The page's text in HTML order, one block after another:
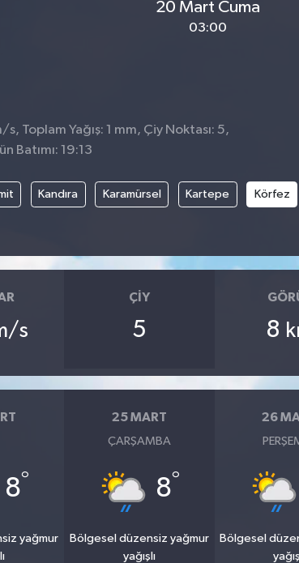
20 Mart Cuma
03:00
Toplam Yağış: 1 mm, Çiy Noktası: 5,
Batımı: 19:13
Kandıra Karamürsel Kartepe Körfez
s
ÇIY
5 8
8°
yağmur
25 MART
ÇARŞAMBA
8°
Bölgesel düzensiz yağmur
yağışlı
26
Bölgesel